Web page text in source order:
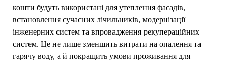
кошти будуть використані для утеплення фасадів,
встановлення сучасних лічильників, модернізації
інженерних систем та впровадження рекупераційних
систем. Це не лише зменшить витрати на опалення та
гарячу воду, а й покращить умови проживання для